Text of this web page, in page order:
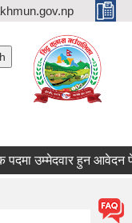
उम्मेदवार हुन आवेदन पेश